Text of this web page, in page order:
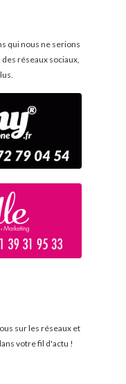
qui nous ne serions
réseaux sociaux,
sur les réseaux et
votre fil d'actu !